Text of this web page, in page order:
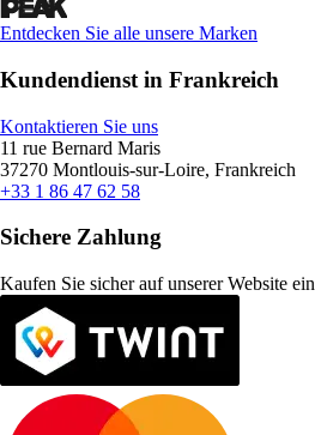
Entdecken Sie alle unsere Marken
Kundendienst in Frankreich
Kontaktieren Sie uns
11 rue Bernard Maris
37270 Montlouis-sur-Loire, Frankreich
+33 1 86 47 62 58
Sichere Zahlung
Kaufen Sie sicher auf unserer Website ein